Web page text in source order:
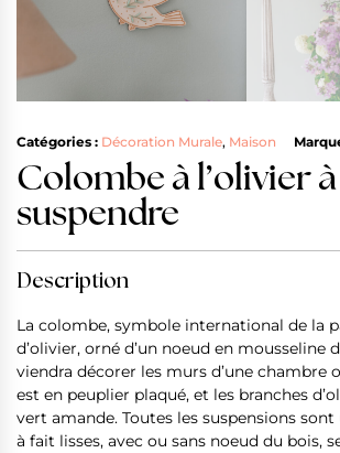
Catégories : Décoration Murale, Maison
Colombe à l’olivier à
suspendre
Description
La colombe, symbole international de la
d’olivier, orné d’un noeud en mousseline
viendra décorer les murs d’une chambre
est en peuplier plaqué, et les branches
vert amande. Toutes les suspensions
à fait lisses, avec ou sans noeud du bois,